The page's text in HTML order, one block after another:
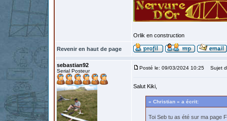
Orlik en construction
Revenir en haut de page
sebastian92
Serial Posteur
Posté le: 09/03/2024 10:25 Sujet
Salut Kiki,
« Christian » a écrit:
Toi Seb tu as été sur ma page